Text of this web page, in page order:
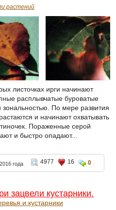
растений
листочках ирги начинают
расплывчатые буроватые
По мере развития
и начинают охватывать
Пораженные серой
и быстро опадают...
года 4977 16 0
зацвели кустарники.
и кустарники